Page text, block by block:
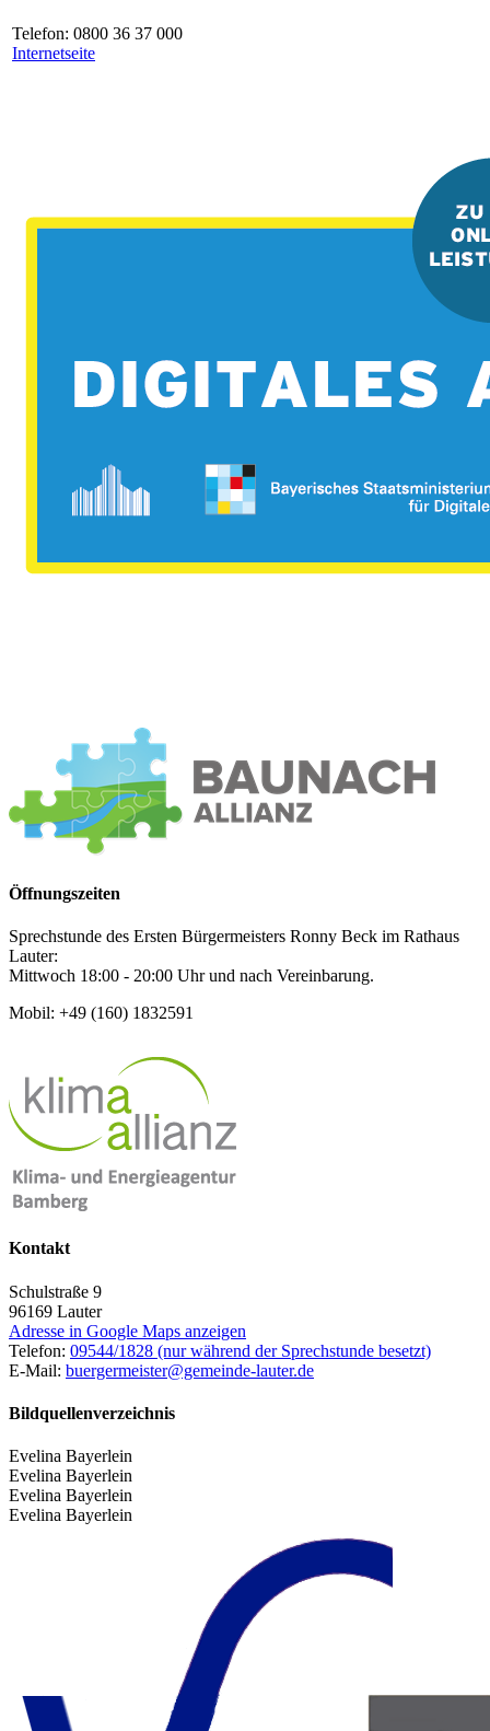
Telefon: 0800 36 37 000
Internetseite
Öffnungszeiten
Sprechstunde des Ersten Bürgermeisters Ronny Beck im Rathaus
Lauter:
Mittwoch 18:00 - 20:00 Uhr und nach Vereinbarung.
Mobil: +49 (160) 1832591
Kontakt
Schulstraße 9
96169 Lauter
Adresse in Google Maps anzeigen
Telefon: 09544/1828 (nur während der Sprechstunde besetzt)
E-Mail: buergermeister@gemeinde-lauter.de
Bildquellenverzeichnis
Evelina Bayerlein
Evelina Bayerlein
Evelina Bayerlein
Evelina Bayerlein